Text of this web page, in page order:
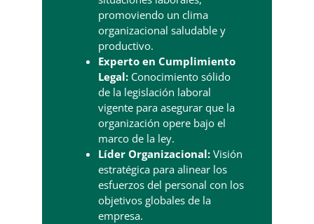
promoviendo un clima
organizacional saludable y
productivo.
Experto en Cumplimiento
Legal:Conocimiento sólido
de la legislación laboral
vigente para asegurar que la
organización opere bajo el
marco de la ley.
Líder Organizacional:Visión
estratégica para alinear los
esfuerzos del personal con los
objetivos globales de la
empresa.